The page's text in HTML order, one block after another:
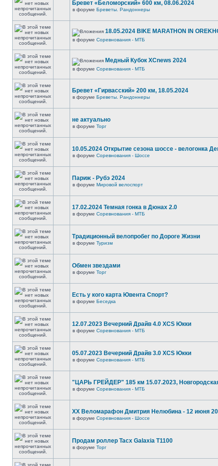
Бревет «Беломорский» 600 км, 08.06.2024
в форуме Бреветы. Рандоннеры
18.05.2024 BIKE MARATHON IN
в форуме Соревнования - МТБ
Медный Кубок XCnews 2024
в форуме Соревнования - МТБ
Бревет «Гирвасский» 200 км, 18.05.2024
в форуме Бреветы. Рандоннеры
не актуально
в форуме Торг
10.05.2024 Открытие сезона шоссе - велогонка
в форуме Соревнования - Шоссе
Париж - Рубэ 2024
в форуме Мировой велоспорт
17.02.2024 Темная гонка в Дюнах 2.0
в форуме Соревнования - МТБ
Традиционный велопробег по Дороге Жизни
в форуме Туризм
Обмен звездами
в форуме Торг
Есть у кого карта Ювента Спорт?
в форуме Беседка
12.07.2023 Вечерний Драйв 4.0 XCS Юкки
в форуме Соревнования - МТБ
05.07.2023 Вечерний Драйв 3.0 XCS Юкки
в форуме Соревнования - МТБ
"ЦАРЬ ГРЕЙДЕР" 185 км 15.07.2023,
в форуме Соревнования - МТБ
XX Веломарафон Дмитрия Нелюбина - 12 июня
в форуме Соревнования - Шоссе
Продам роллер Tacx Galaxia T1100
в форуме Торг